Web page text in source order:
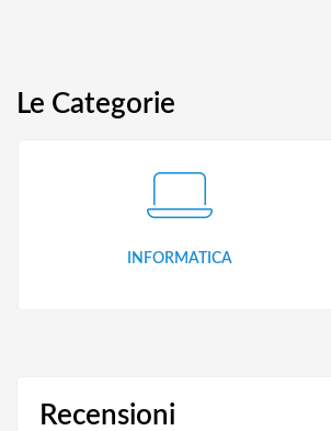
Le Categorie
INFORMATICA
Recensioni